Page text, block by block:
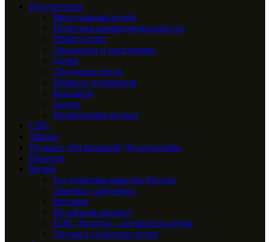
Посетителям
Виртуальный музей
Политика конфиденциальности
Прейскурант
Экскурсии и программы
Детям
Доступная среда
Правила посещения
Контакты
Архив
Независимая оценка
СВО
Афиша
Подкаст «На Большой Догадинской»
Новости
Музей
Год единства народов России
Заметки о шедеврах
История
Музейный квартал
П.М. Догадин – основатель музея
Друзья и спонсоры музея